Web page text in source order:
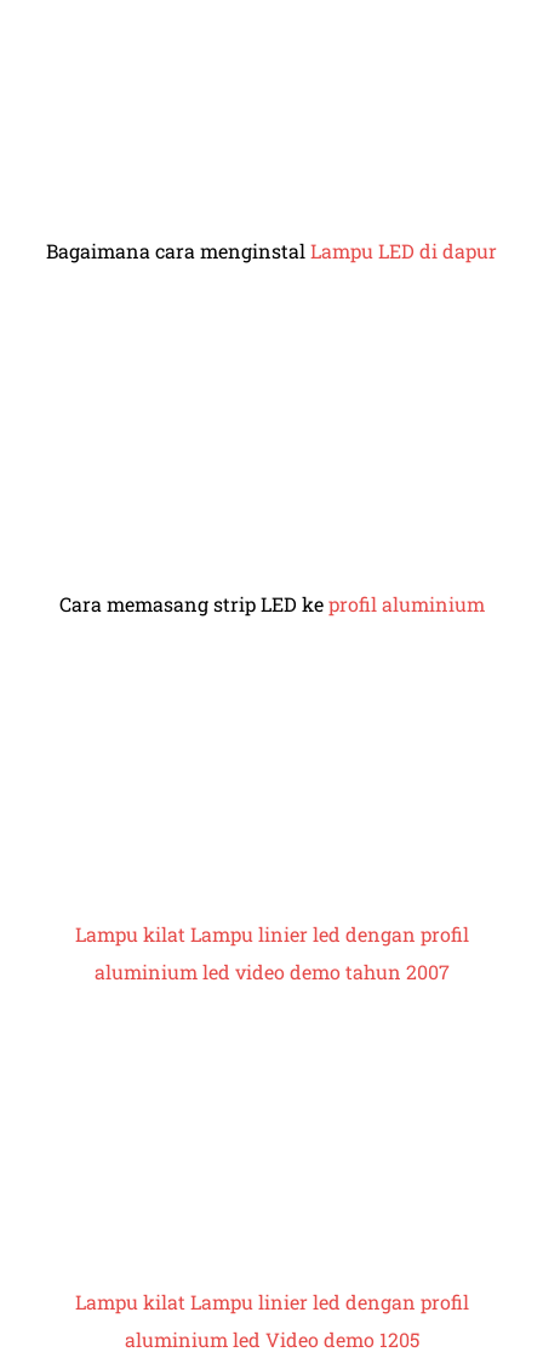
Bagaimana cara menginstal Lampu LED di dapur
Cara memasang strip LED keprofil aluminium
Lampu kilat Lampu linier led dengan profil
aluminium led video demo tahun 2007
Lampu kilat Lampu linier led dengan profil
aluminium led Video demo 1205